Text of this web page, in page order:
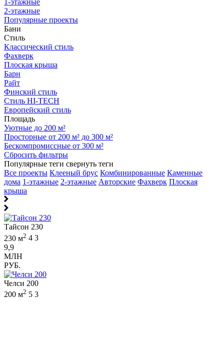
1-этажные
2-этажные
Популярные проекты
Бани
Стиль
Классический стиль
Фахверк
Плоская крыша
Барн
Райт
Финский стиль
Стиль HI-TECH
Европейский стиль
Площадь
Уютные до 200 м²
Просторные от 200 м² до 300 м²
Бескомпромиссные от 300 м²
Сбросить фильтры
Популярные теги свернуть теги
Все проекты Клееный брус Комбинированные Каменные
дома 1-этажные 2-этажные Авторские Фахверк Плоская
крыша
Тайсон 230
230 м2 4 3
9,9
МЛН
РУБ.
Челси 200
200 м2 5 3